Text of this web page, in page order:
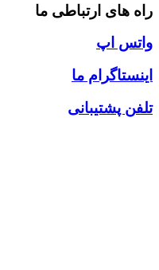
راه های ارتباطی ما
واتس اپ
اینستاگرام ما
تلفن پشتیبانی